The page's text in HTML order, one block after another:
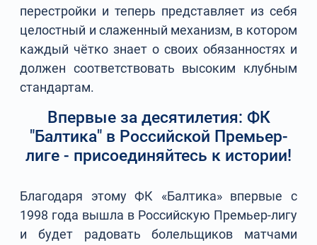
перестройки и теперь представляет из себя
целостный и слаженный механизм, в котором
каждый чётко знает о своих обязанностях и
должен соответствовать высоким клубным
стандартам.
Впервые за десятилетия: ФК
"Балтика" в Российской Премьер-
лиге - присоединяйтесь к истории!
Благодаря этому ФК «Балтика» впервые с
1998 года вышла в Российскую Премьер-лигу
и будет радовать болельщиков матчами